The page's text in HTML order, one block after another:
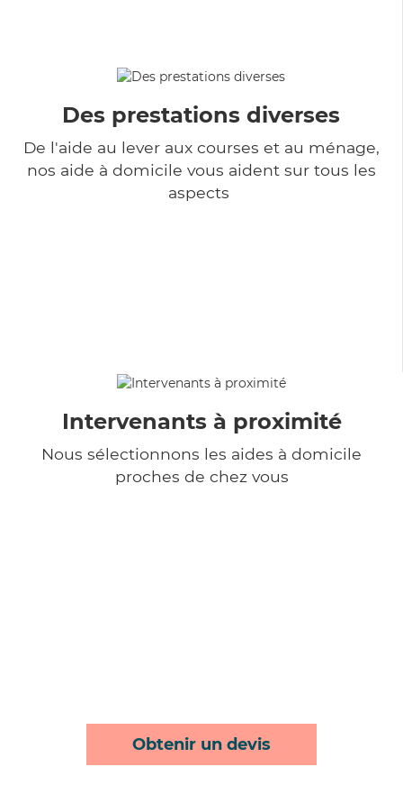
Des prestations diverses
De l'aide au lever aux courses et au ménage,
nos aide à domicile vous aident sur tous les
aspects
Intervenants à proximité
Nous sélectionnons les aides à domicile
proches de chez vous
Obtenir un devis